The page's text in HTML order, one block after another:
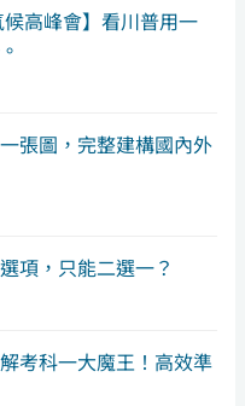
候高峰會】看川普用一
張圖，完整建構國內外
項，只能二選一？
考科一大魔王！高效準